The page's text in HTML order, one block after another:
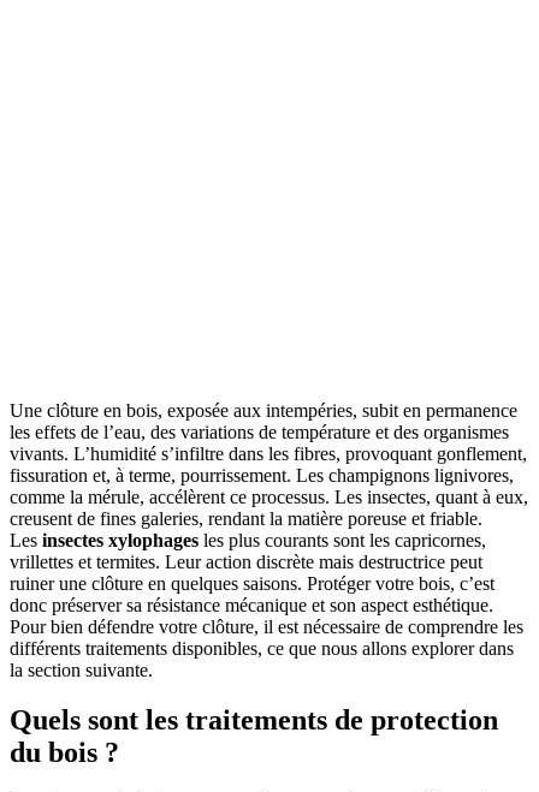
Une clôture en bois, exposée aux intempéries, subit en permanence
les effets de l’eau, des variations de température et des organismes
vivants. L’humidité s’infiltre dans les fibres, provoquant gonflement,
fissuration et, à terme, pourrissement. Les champignons lignivores,
comme la mérule, accélèrent ce processus. Les insectes, quant à eux,
creusent de fines galeries, rendant la matière poreuse et friable.
Les insectes xylophages les plus courants sont les capricornes,
vrillettes et termites. Leur action discrète mais destructrice peut
ruiner une clôture en quelques saisons. Protéger votre bois, c’est
donc préserver sa résistance mécanique et son aspect esthétique.
Pour bien défendre votre clôture, il est nécessaire de comprendre les
différents traitements disponibles, ce que nous allons explorer dans
la section suivante.
Quels sont les traitements de protection
du bois ?